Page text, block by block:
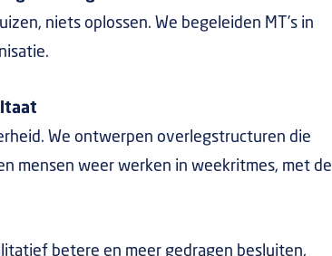
niets oplossen. We begeleiden MT’s in
We ontwerpen overlegstructuren die
mensen weer werken in weekritmes, met de
betere en meer gedragen besluiten,